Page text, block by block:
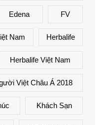
Edena FV
Nam Herbalife
Herbalife Việt Nam
Việt Châu Á 2018
Khách Sạn